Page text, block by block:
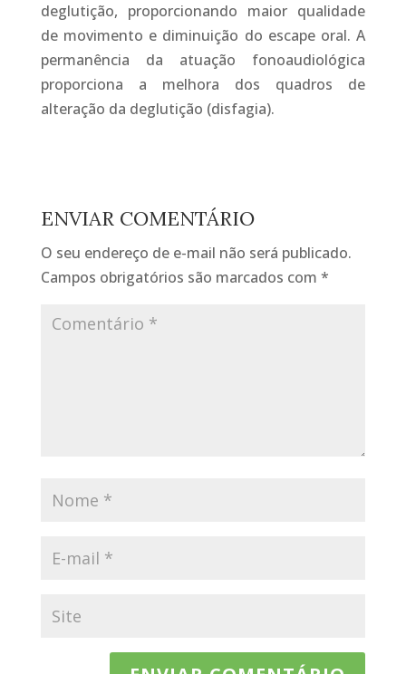
deglutição, proporcionando maior qualidade
de movimento e diminuição do escape oral. A
permanência da atuação fonoaudiológica
proporciona a melhora dos quadros de
alteração da deglutição (disfagia).
ENVIAR COMENTÁRIO
O seu endereço de e-mail não será publicado.
Campos obrigatórios são marcados com *